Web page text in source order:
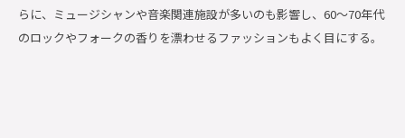
らに、ミュージシャンや音楽関連施設が多いのも影響し、60〜70年代
のロックやフォークの香りを漂わせるファッションもよく目にする。